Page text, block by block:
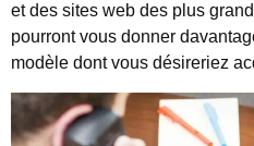
et des sites web des plus
pourront vous donner
modèle dont vous désireriez